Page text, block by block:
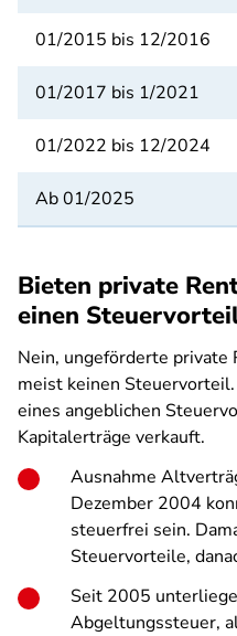
01/2015 bis 12/2016
01/2017 bis 1/2021
01/2022 bis 12/2024
Ab 01/2025
Bieten private
einen
Nein, ungeförderte private
meist keinen
eines angeblichen
Kapitalerträge verkauft.
Ausnahme
Dezember 2004
steuerfrei sein.
Steuervorteile,
Seit 2005
Abgeltungssteuer,